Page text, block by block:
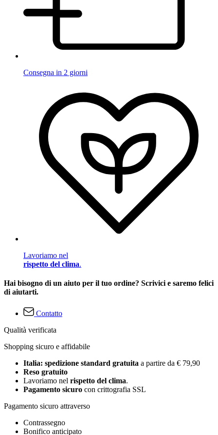
Consegna in 2 giorni
Lavoriamo nel
rispetto del clima.
Hai bisogno di un aiuto per il tuo ordine? Scrivici e saremo felici
di aiutarti.
Contatto
Qualità verificata
Shopping sicuro e affidabile
Italia: spedizione standard gratuita a partire da € 79,90
Reso gratuito
Lavoriamo nel rispetto del clima.
Pagamento sicuro con crittografia SSL
Pagamento sicuro attraverso
Contrassegno
Bonifico anticipato